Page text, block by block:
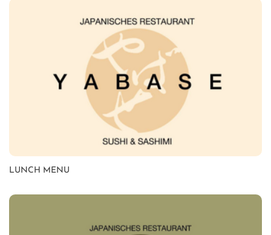
LUNCH MENU